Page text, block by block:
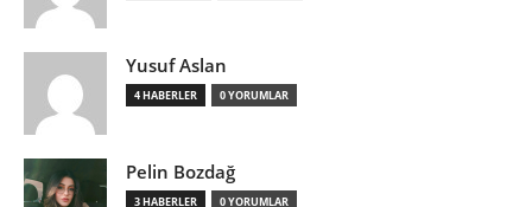
Yusuf Aslan
4 HABERLER 0 YORUMLAR
Pelin Bozdağ
3 HABERLER 0 YORUMLAR